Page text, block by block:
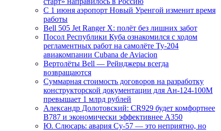
С 1 июня аэропорт Новый Уренгой изменит время
работы
Bell 505 Jet Ranger X: полёт без лишних забот
Посол Республики Куба ознакомился с ходом
регламентных работ на самолёте Ту-204
авиакомпании Cubana de Aviacion
Вертолёты Bell — Рейнджеры всегда
возвращаются
Суммарная стоимость договоров на разработку
конструкторской документации для Ан-124-100М
превышает 1 млрд рублей
Александр Долотовский: CR929 будет комфортнее
B787 и экономически эффективнее A350
Ю. Слюсарь: авария Су-57 — это неприятно, но